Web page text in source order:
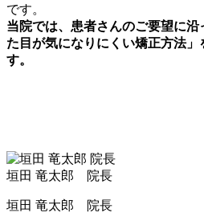
です。
当院では、患者さんのご要望に
た目が気になりにくい矯正方法」
す。
垣田 竜太郎 院長
垣田 竜太郎 院長